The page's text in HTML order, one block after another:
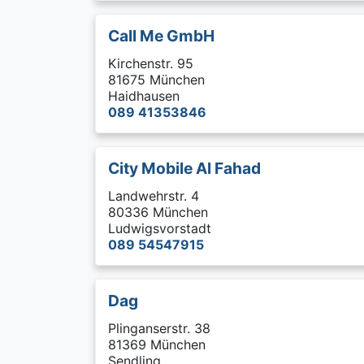
Call Me GmbH
Kirchenstr. 95
81675 München
Haidhausen
089 41353846
City Mobile Al Fahad
Landwehrstr. 4
80336 München
Ludwigsvorstadt
089 54547915
Dag
Plinganserstr. 38
81369 München
Sendling